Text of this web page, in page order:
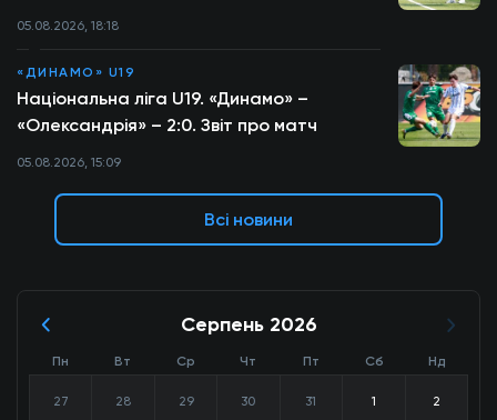
05.08.2026, 18:18
«ДИНАМО» U19
Національна ліга U19. «Динамо» –
«Олександрія» – 2:0. Звіт про матч
05.08.2026, 15:09
Всі новини
Серпень 2026
Пн Вт Ср Чт Пт Сб Нд
27 28 29 30 31 1 2